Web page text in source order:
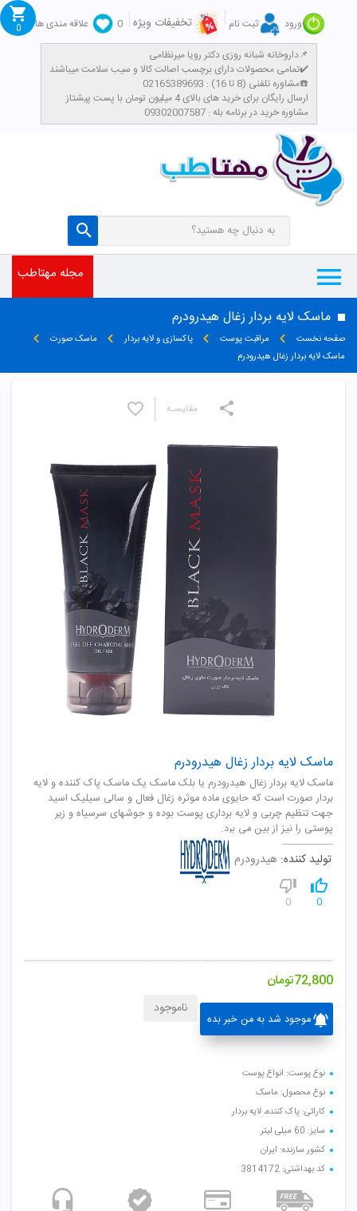
ورود ثبت نام تخفیفات ویژه 0
علاقه مندی ها
داروخانه شبانه روزی دکتر رویا میرنظامی📌
تمامی محصولات دارای برچسب اصالت کالا و سیب سلامت میباشند✔️
مشاوره تلفنی (8 تا 16) : 02165389693☎️
​ارسال رایگان برای خرید های بالای 4 میلیون تومان با پست پیشتاز
مشاوره خرید در برنامه بله : 09302007587
0
مجله مهتاطب
ماسک لایه بردار زغال هیدرودرم
صفحه نخست مراقبت پوست پاکسازی و لایه بردار
ماسک صورت
ماسک لایه بردار زغال هیدرودرم
ماسک لایه بردار زغال هیدرودرم
ماسک لایه بردار زغال هیدرودرم یا بلک ماسک یک ماسک پاک کننده و لایه
بردار صورت است که حایوی ماده موثره زغال فعال و سالی سیلیک اسید
جهت تنظیم چربی و لایه برداری پوست بوده و جوشهای سرسیاه و زیر
پوستی را نیز از بین می برد.
تولید کننده: هیدرودرم
0
0
72,800تومان
موجود شد به من خبر بده
ناموجود
مقایسـه
نوع پوست: انواع پوست
نوع محصول: ماسک
کارائی: پاک کننده، لایه بردار
سایز: 60 میلی لیتر
کشور سازنده: ایران
کد بهداشتی: 3814172